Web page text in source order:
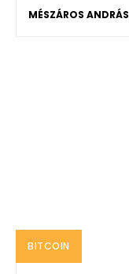
MÉSZÁROS ANDRÁS
BITCOIN